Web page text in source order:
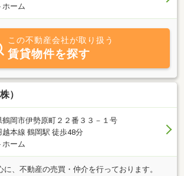
ホーム
この不動産会社が取り扱う
賃貸物件を探す
）
鶴岡市伊勢原町２２番３３－１号
越本線 鶴岡駅 徒歩48分
ホーム
に、不動産の売買・仲介を行っております。